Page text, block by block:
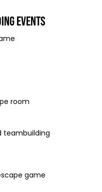
EVENTS
room
teambuilding
game